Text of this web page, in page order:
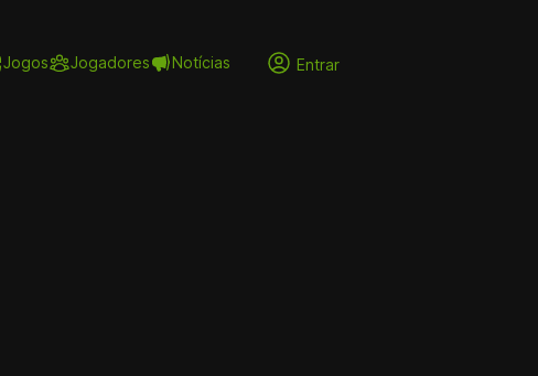
Jogos Jogadores Notícias Entrar